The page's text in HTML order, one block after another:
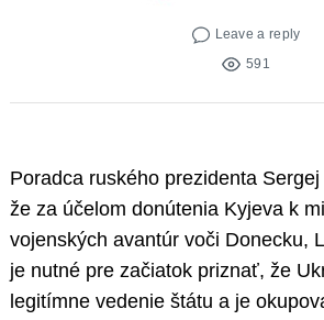
Leave a reply
591
Poradca ruského prezidenta
že za účelom donútenia Kyjeva k
vojenských avantúr voči Donecku,
je nutné pre začiatok priznať, že
legitímne vedenie štátu a je